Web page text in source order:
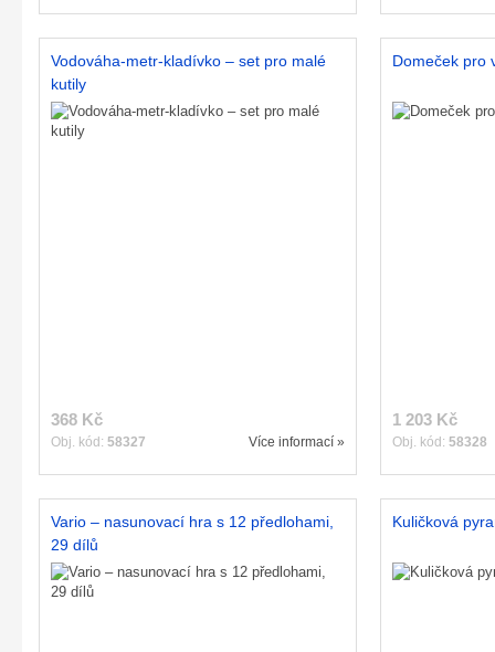
Vodováha-metr-kladívko – set pro malé
kutily
368 Kč
Obj. kód: 58327 Více informací »
Domeček pro
1 203 Kč
Obj. kód: 58328
Vario – nasunovací hra s 12 předlohami,
29 dílů
Kuličková